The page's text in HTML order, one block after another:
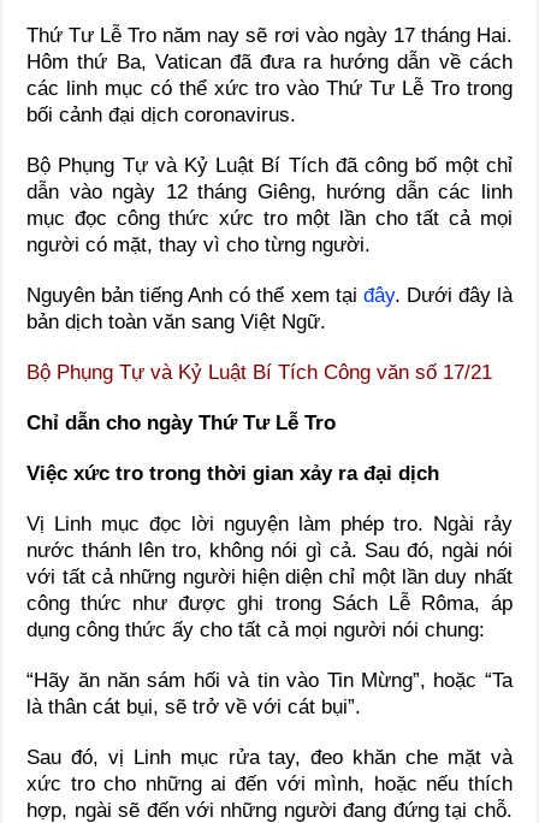
Thứ Tư Lễ Tro năm nay sẽ rơi vào ngày 17 tháng Hai.
Hôm thứ Ba, Vatican đã đưa ra hướng dẫn về cách
các linh mục có thể xức tro vào Thứ Tư Lễ Tro trong
bối cảnh đại dịch coronavirus.
Bộ Phụng Tự và Kỷ Luật Bí Tích đã công bố một chỉ
dẫn vào ngày 12 tháng Giêng, hướng dẫn các linh
mục đọc công thức xức tro một lần cho tất cả mọi
người có mặt, thay vì cho từng người.
Nguyên bản tiếng Anh có thể xem tại đây. Dưới đây là
bản dịch toàn văn sang Việt Ngữ.
Bộ Phụng Tự và Kỷ Luật Bí Tích Công văn số 17/21
Chỉ dẫn cho ngày Thứ Tư Lễ Tro
Việc xức tro trong thời gian xảy ra đại dịch
Vị Linh mục đọc lời nguyện làm phép tro. Ngài rảy
nước thánh lên tro, không nói gì cả. Sau đó, ngài nói
với tất cả những người hiện diện chỉ một lần duy nhất
công thức như được ghi trong Sách Lễ Rôma, áp
dụng công thức ấy cho tất cả mọi người nói chung:
“Hãy ăn năn sám hối và tin vào Tin Mừng”, hoặc “Ta
là thân cát bụi, sẽ trở về với cát bụi”.
Sau đó, vị Linh mục rửa tay, đeo khăn che mặt và
xức tro cho những ai đến với mình, hoặc nếu thích
hợp, ngài sẽ đến với những người đang đứng tại chỗ.